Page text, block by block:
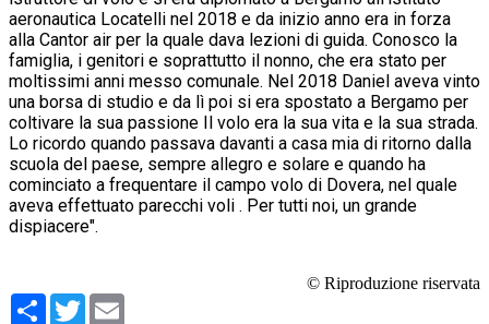
aeronautica Locatelli nel 2018 e da inizio anno era in forza
alla Cantor air per la quale dava lezioni di guida. Conosco la
famiglia, i genitori e soprattutto il nonno, che era stato per
moltissimi anni messo comunale. Nel 2018 Daniel aveva vinto
una borsa di studio e da lì poi si era spostato a Bergamo per
coltivare la sua passione Il volo era la sua vita e la sua strada.
Lo ricordo quando passava davanti a casa mia di ritorno dalla
scuola del paese, sempre allegro e solare e quando ha
cominciato a frequentare il campo volo di Dovera, nel quale
aveva effettuato parecchi voli . Per tutti noi, un grande
dispiacere".
© Riproduzione riservata
Condividi
Twitter